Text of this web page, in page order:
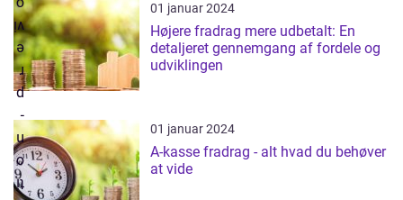
01 januar 2024
Højere fradrag mere udbetalt: En
detaljeret gennemgang af fordele og
udviklingen
01 januar 2024
A-kasse fradrag - alt hvad du behøver
at vide